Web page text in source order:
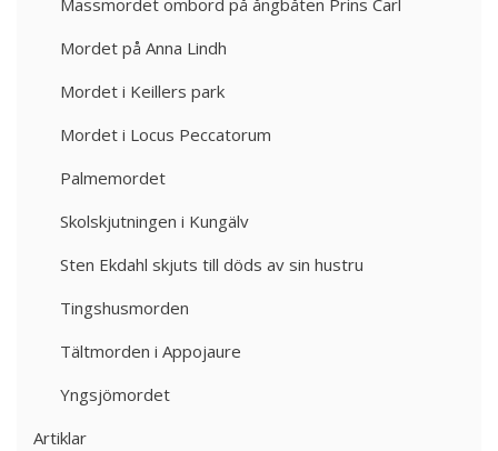
Massmordet ombord på ångbåten Prins Carl
Mordet på Anna Lindh
Mordet i Keillers park
Mordet i Locus Peccatorum
Palmemordet
Skolskjutningen i Kungälv
Sten Ekdahl skjuts till döds av sin hustru
Tingshusmorden
Tältmorden i Appojaure
Yngsjömordet
Artiklar